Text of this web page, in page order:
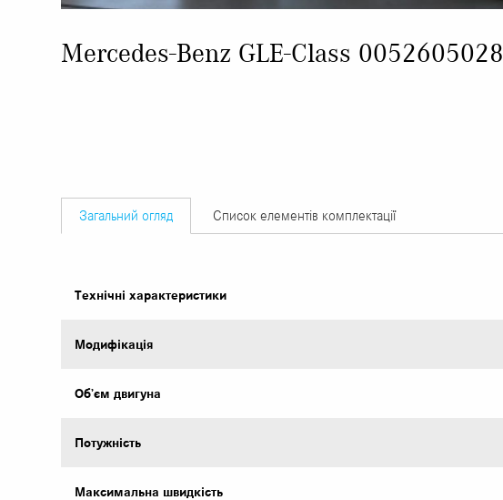
Mercedes-Benz GLE-Class 0052605028
Загальний огляд Список елементів комплектації
Технічні характеристики
Модифікація
Об’єм двигуна
Потужність
Максимальна швидкість